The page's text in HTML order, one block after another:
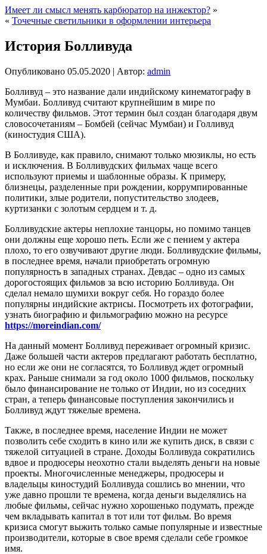
Имеет ли смысл менять карбюратор на инжектор? »
« Точечные светильники в оформлении интерьера
История Болливуда
Опубликовано 05.05.2020 | Автор: admin
Болливуд – это название дали индийскому кинематографу в
Мумбаи. Болливуд считают крупнейшим в мире по
количеству фильмов. Этот термин был создан благодаря двум
словосочетаниям – Бомбей (сейчас Мумбаи) и Голливуд
(киностудия США).
В Болливуде, как правило, снимают только мюзиклы, но есть
и исключения. В Болливудских фильмах чаще всего
используют приемы и шаблонные образы. К примеру,
близнецы, разделенные при рождении, коррумпированные
политики, злые родители, попустительство злодеев,
куртизанки с золотым сердцем и т. д.
Болливудские актеры неплохие танцоры, но помимо танцев
они должны еще хорошо петь. Если же с пением у актера
плохо, то его озвучивают другие люди. Болливудские фильмы,
в последнее время, начали приобретать огромную
популярность в западных странах. Девдас – одно из самых
дорогостоящих фильмов за всю историю Болливуда. Он
сделал немало шумихи вокруг себя. Но гораздо более
популярны индийские актрисы. Посмотреть их фотографии,
узнать биографию и фильмографию можно на ресурсе
https://moreindian.com/
На данный момент Болливуд переживает огромный кризис.
Даже большей части актеров предлагают работать бесплатно,
но если же они не согласятся, то Болливуд ждет огромный
крах. Раньше снимали за год около 1000 фильмов, поскольку
было финансирование не только от Индии, но из соседних
стран, а теперь финансовые поступления закончились и
Болливуд ждут тяжелые времена.
Также, в последнее время, население Индии не может
позволить себе сходить в кино или же купить диск, в связи с
тяжелой ситуацией в стране. Доходы Болливуда сократились
вдвое и продюсеры неохотно стали выделять деньги на новые
проекты. Многочисленные менеджеры, продюсеры и
владельцы киностудий Болливуда сошлись во мнении, что
уже давно прошли те времена, когда деньги выделялись на
любые фильмы, сейчас нужно хорошенько подумать, прежде
чем вкладывать капитал в тот или тот фильм. Во время
кризиса смогут выжить только самые популярные и известные
производители, которые в свое время сделали себе громкое
имя.